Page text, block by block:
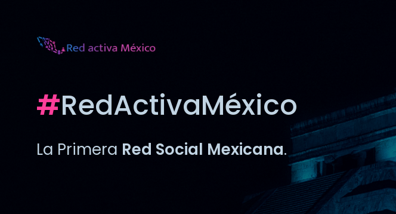
#RedActivaMéxico
La Primera Red Social Mexicana.